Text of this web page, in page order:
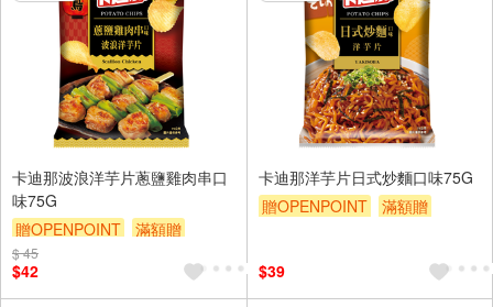
卡迪那波浪洋芋片蔥鹽雞肉串口
味75G
贈OPENPOINT
滿額贈
贈$200
$ 45
$42
卡迪那洋芋片日式炒麵口味75G
贈OPENPOINT
滿額贈
$39